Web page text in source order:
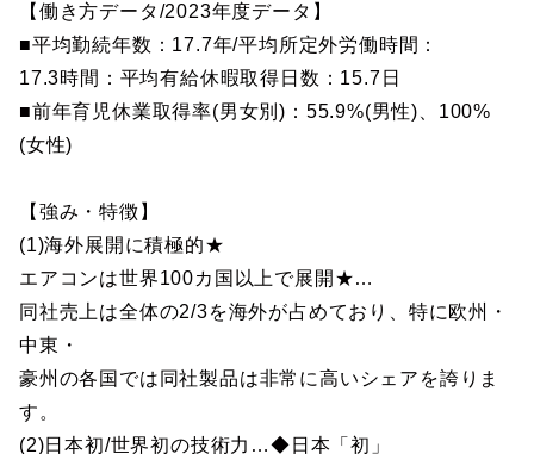
【働き方データ/2023年度データ】
■平均勤続年数：17.7年/平均所定外労働時間：
17.3時間：平均有給休暇取得日数：15.7日
■前年育児休業取得率(男女別)：55.9%(男性)、100%
(女性)
【強み・特徴】
(1)海外展開に積極的★
エアコンは世界100カ国以上で展開★…
同社売上は全体の2/3を海外が占めており、特に欧州・
中東・
豪州の各国では同社製品は非常に高いシェアを誇りま
す。
(2)日本初/世界初の技術力…◆日本「初」